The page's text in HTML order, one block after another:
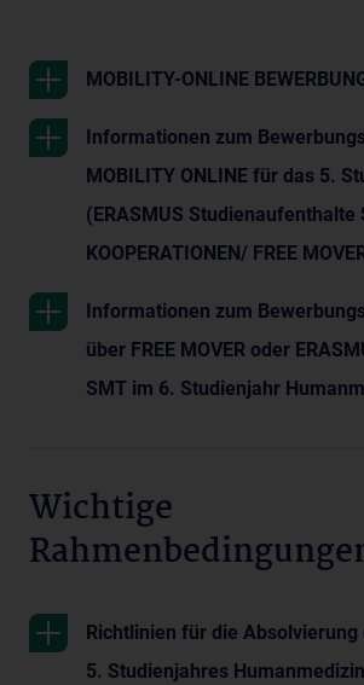
MOBILITY-ONLINE
Informationen zum
MOBILITY ONLINE für das 5.
(ERASMUS Studienaufenthalte
KOOPERATIONEN/ FREE
Informationen zum
über FREE MOVER oder
SMT im 6. Studienjahr
Wichtige
Richtlinien für die
5. Studienjahres Humanmedizin